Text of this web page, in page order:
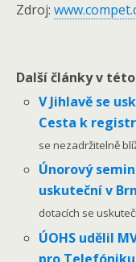
Zdroj:
Další články v
V Jihlavě se
Cesta k
se nezadržitelně
Únorový
uskuteční v
dotacích se
ÚOHS udělil
pro